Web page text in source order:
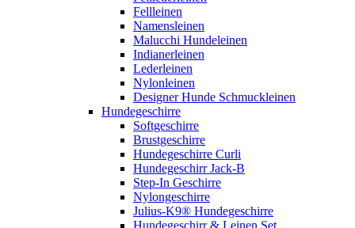
Fellleinen
Namensleinen
Malucchi Hundeleinen
Indianerleinen
Lederleinen
Nylonleinen
Designer Hunde Schmuckleinen
Hundegeschirre
Softgeschirre
Brustgeschirre
Hundegeschirre Curli
Hundegeschirr Jack-B
Step-In Geschirre
Nylongeschirre
Julius-K9® Hundegeschirre
Hundegeschirr & Leinen Set